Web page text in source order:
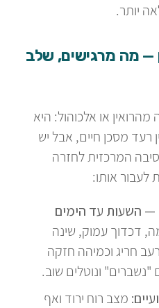
יותר.
— מה מרגישים, שלב
או אלכוהול: היא
רעד מסכן חיים, אבל יש
המרכזית לחזרה
לעבור אותו:
השעות עד הימים
דכדוך עמוק, שינה
חריג וכמיהה חזקה
ונוטלים שוב.
מצב רוח ירוד ואף